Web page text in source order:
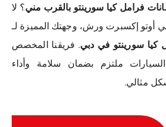
فرامل كيا سورينتو بالقرب مني؟ لا
أوتو إكسبرت ورش، وجهتك المميزة لـ
كيا سورينتو في دبي. فريقنا المخصص
ملتزم بضمان سلامة وأداء
مثالي.